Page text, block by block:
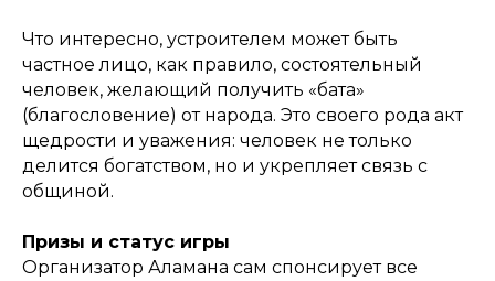
Что интересно, устроителем может быть
частное лицо, как правило, состоятельный
человек, желающий получить «бата»
(благословение) от народа. Это своего рода акт
щедрости и уважения: человек не только
делится богатством, но и укрепляет связь с
общиной.
Призы и статус игры
Организатор Аламана сам спонсирует все